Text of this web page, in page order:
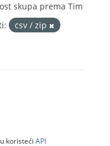
skupa prema Tim
csv / zip
koristeći API